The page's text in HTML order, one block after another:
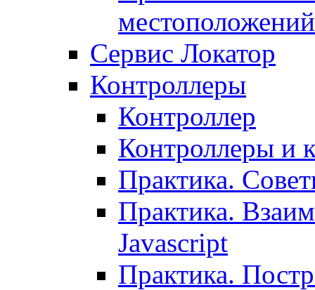
местоположений
Сервис Локатор
Контроллеры
Контроллер
Контроллеры и
Практика.
Практика.
Javascript
Практика.